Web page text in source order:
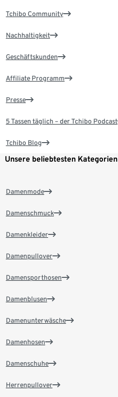
Tchibo Community
Nachhaltigkeit
Geschäftskunden
Affiliate Programm
Presse
5 Tassen täglich – der Tchibo Podcast
Tchibo Blog
Unsere beliebtesten Kategorien
Damenmode
Damenschmuck
Damenkleider
Damenpullover
Damensporthosen
Damenblusen
Damenunterwäsche
Damenhosen
Damenschuhe
Herrenpullover